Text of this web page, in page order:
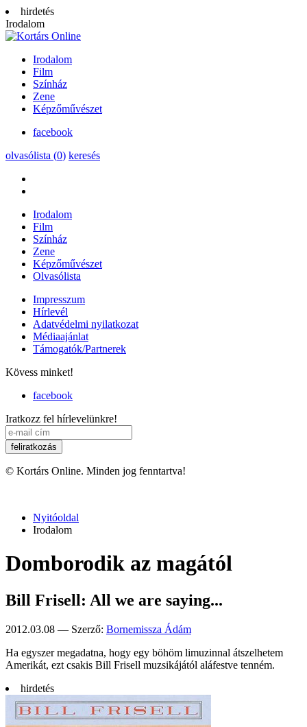
hirdetés
Irodalom
Irodalom
Film
Színház
Zene
Képzőművészet
facebook
olvasólista (0) keresés
Irodalom
Film
Színház
Zene
Képzőművészet
Olvasólista
Impresszum
Hírlevél
Adatvédelmi nyilatkozat
Médiaajánlat
Támogatók/Partnerek
Kövess minket!
facebook
Iratkozz fel hírlevelünkre!
© Kortárs Online. Minden jog fenntartva!
Nyitóoldal
Irodalom
Domborodik az magától
Bill Frisell: All we are saying...
2012.03.08 — Szerző: Bornemissza Ádám
Ha egyszer megadatna, hogy egy böhöm limuzinnal átszelhetem
Amerikát, ezt csakis Bill Frisell muzsikájától aláfestve tenném.
hirdetés